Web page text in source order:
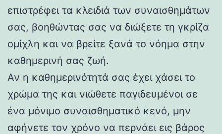
επιστρέφει τα κλειδιά των συναισθημάτων
σας, βοηθώντας σας να διώξετε τη γκρίζα
ομίχλη και να βρείτε ξανά το νόημα στην
καθημερινή σας ζωή.
Αν η καθημερινότητά σας έχει χάσει το
χρώμα της και νιώθετε παγιδευμένοι σε
ένα μόνιμο συναισθηματικό κενό, μην
αφήνετε τον χρόνο να περνάει εις βάρος